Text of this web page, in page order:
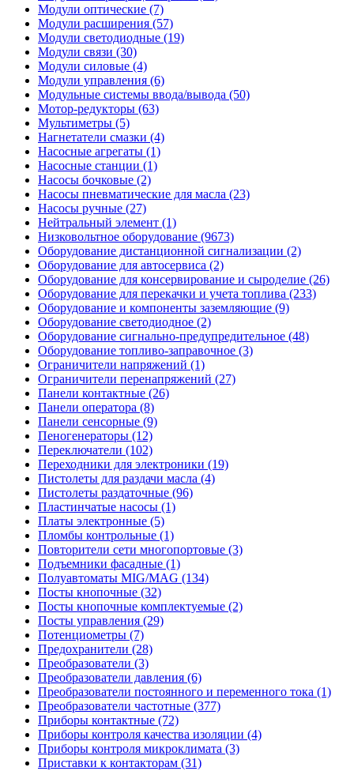
Модули оптические (7)
Модули расширения (57)
Модули светодиодные (19)
Модули связи (30)
Модули силовые (4)
Модули управления (6)
Модульные системы ввода/вывода (50)
Мотор-редукторы (63)
Мультиметры (5)
Нагнетатели смазки (4)
Насосные агрегаты (1)
Насосные станции (1)
Насосы бочковые (2)
Насосы пневматические для масла (23)
Насосы ручные (27)
Нейтральный элемент (1)
Низковольтное оборудование (9673)
Оборудование дистанционной сигнализации (2)
Оборудование для автосервиса (2)
Оборудование для консервирование и сыроделие (26)
Оборудование для перекачки и учета топлива (233)
Оборудование и компоненты заземляющие (9)
Оборудование светодиодное (2)
Оборудование сигнально-предупредительное (48)
Оборудование топливо-заправочное (3)
Ограничители напряжений (1)
Ограничители перенапряжений (27)
Панели контактные (26)
Панели оператора (8)
Панели сенсорные (9)
Пеногенераторы (12)
Переключатели (102)
Переходники для электроники (19)
Пистолеты для раздачи масла (4)
Пистолеты раздаточные (96)
Пластинчатые насосы (1)
Платы электронные (5)
Пломбы контрольные (1)
Повторители сети многопортовые (3)
Подъемники фасадные (1)
Полуавтоматы MIG/MAG (134)
Посты кнопочные (32)
Посты кнопочные комплектуемые (2)
Посты управления (29)
Потенциометры (7)
Предохранители (28)
Преобразователи (3)
Преобразователи давления (6)
Преобразователи постоянного и переменного тока (1)
Преобразователи частотные (377)
Приборы контактные (72)
Приборы контроля качества изоляции (4)
Приборы контроля микроклимата (3)
Приставки к контакторам (31)